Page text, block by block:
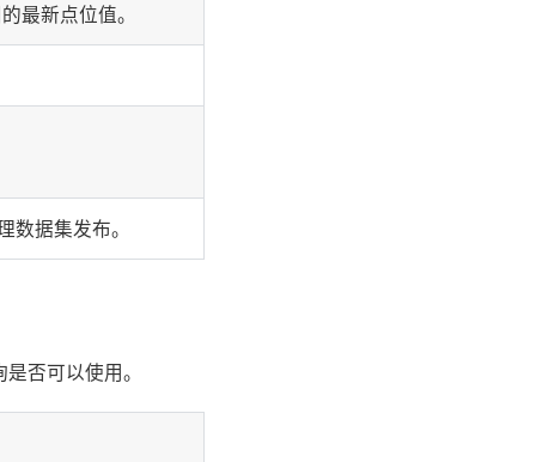
最新点位值。
据集发布。
否可以使用。